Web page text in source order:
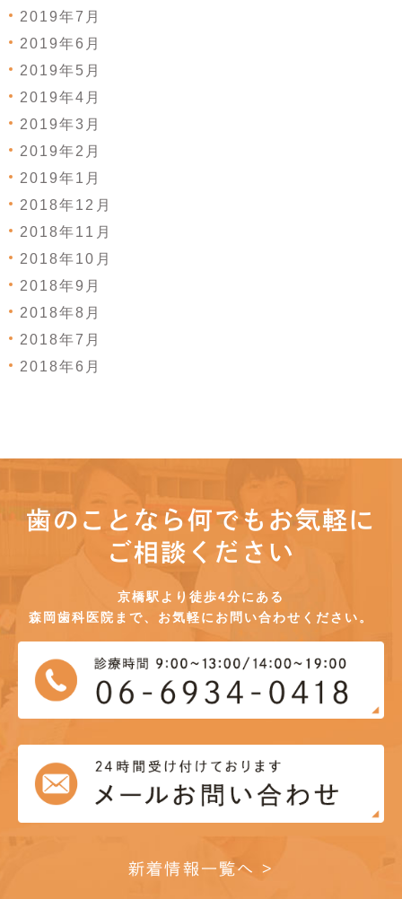
2019年7月
2019年6月
2019年5月
2019年4月
2019年3月
2019年2月
2019年1月
2018年12月
2018年11月
2018年10月
2018年9月
2018年8月
2018年7月
2018年6月
歯のことなら何でもお気軽に
ご相談ください
京橋駅より徒歩4分にある
森岡歯科医院まで、お気軽にお問い合わせください。
新着情報一覧へ >